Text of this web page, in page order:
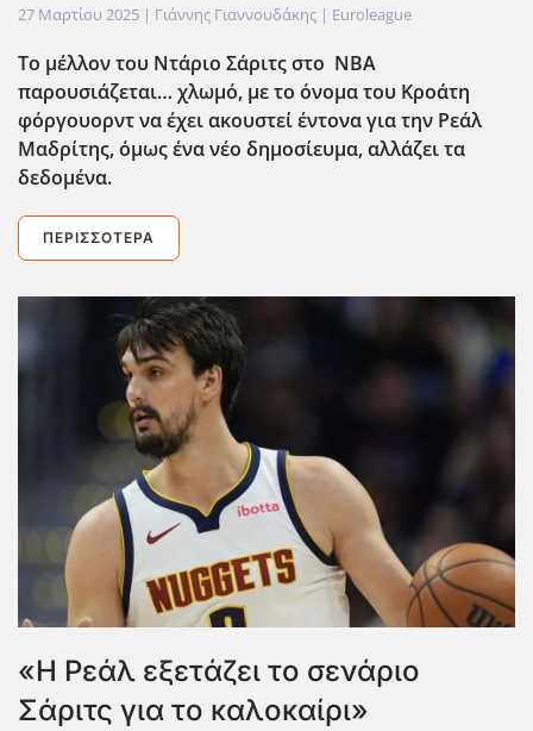
27 Μαρτίου 2025 | Γιάννης Γιαννουδάκης | Euroleague
Το μέλλον του Ντάριο Σάριτς στο ΝΒΑ
παρουσιάζεται… χλωμό, με το όνομα του Κροάτη
φόργουορντ να έχει ακουστεί έντονα για την Ρεάλ
Μαδρίτης, όμως ένα νέο δημοσίευμα, αλλάζει τα
δεδομένα.
ΠΕΡΙΣΣΌΤΕΡΑ
«Η Ρεάλ εξετάζει το σενάριο
Σάριτς για το καλοκαίρι»